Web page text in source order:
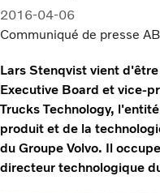
2016-04-06
Communiqué de presse
Lars Stenqvist vient
Executive Board et vice-
Trucks Technology,
produit et de la
du Groupe Volvo. Il
directeur technologique